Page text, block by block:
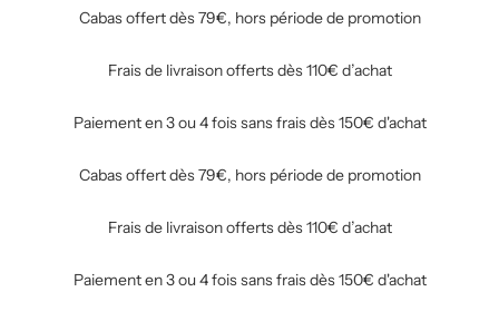
Cabas offert dès 79€, hors période de promotion
Frais de livraison offerts dès 110€ d’achat
Paiement en 3 ou 4 fois sans frais dès 150€ d'achat
Cabas offert dès 79€, hors période de promotion
Frais de livraison offerts dès 110€ d’achat
Paiement en 3 ou 4 fois sans frais dès 150€ d'achat